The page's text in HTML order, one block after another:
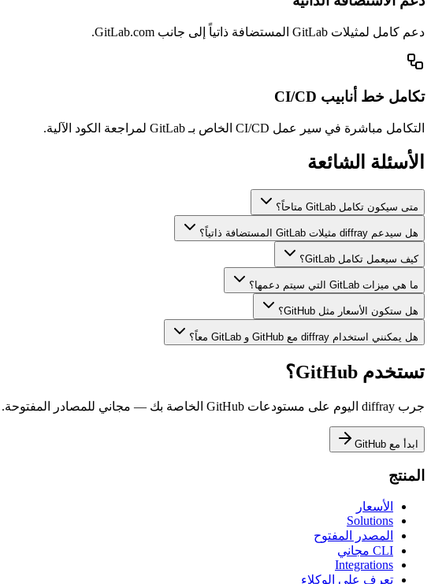
دعم كامل لمثيلات GitLab المستضافة ذاتياً إلى جانب GitLab.com.
تكامل خط أنابيب CI/CD
التكامل مباشرة في سير عمل CI/CD الخاص بـ GitLab لمراجعة الكود الآلية.
الأسئلة الشائعة
متى سيكون تكامل GitLab متاحاً؟
هل سيدعم diffray مثيلات GitLab المستضافة ذاتياً؟
كيف سيعمل تكامل GitLab؟
ما هي ميزات GitLab التي سيتم دعمها؟
هل ستكون الأسعار مثل GitHub؟
هل يمكنني استخدام diffray مع GitHub و GitLab معاً؟
تستخدم GitHub؟
جرب diffray اليوم على مستودعات GitHub الخاصة بك — مجاني للمصادر المفتوحة.
ابدأ مع GitHub
المنتج
الأسعار
Solutions
المصدر المفتوح
CLI مجاني
Integrations
تعرف على الوكلاء